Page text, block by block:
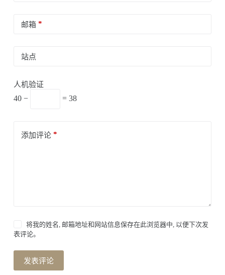
邮箱*
站点
人机验证
40 − = 38
添加评论*
将我的姓名, 邮箱地址和网站信息保存在此浏览器中, 以便下次发
表评论。
发表评论